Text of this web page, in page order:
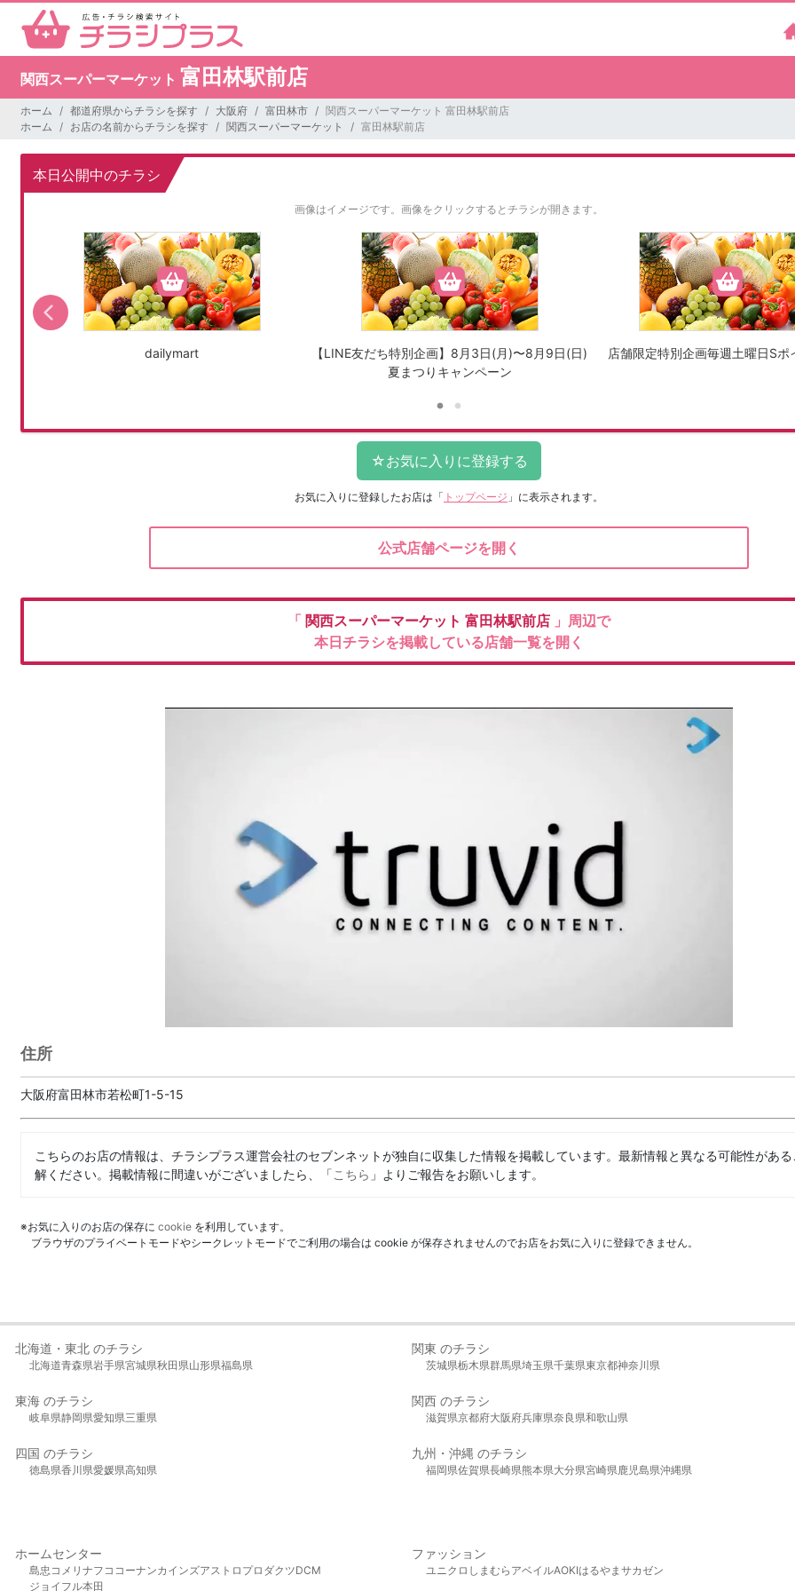
関西スーパーマーケット 富田林駅前店
ホーム 都道府県からチラシを探す 大阪府 富田林市
関西スーパーマーケット 富田林駅前店
ホーム
お店の名前からチラシを探す 関西スーパーマーケット 富田林駅前店
本日公開中のチラシ
画像はイメージです。 画像をクリックするとチラシが開きます。
dailymart
【LINE友だち特別企画】8月3日(月)〜8月9日(日)
夏まつりキャンペーン
店舗限定特別企画毎週土曜日Sポ
お気に入りに登録したお店は 「 トップページ 」に表示されます。
公式店舗ページを開く
「 関西スーパーマーケット 富田林駅前店 」周辺で
本日チラシを掲載している店舗一覧を開く
住所
大阪府富田林市若松町1-5-15
こちらのお店の情報は、チラシプラス運営会社のセブンネットが独自に収集した情報を掲載しています。最新情報と異なる可能性があ
解ください。掲載情報に間違いがございましたら、「こちら 」よりご報告をお願いします。
※お気に入りのお店の保存に cookie を利用しています。
ブラウザのプライベートモードやシークレットモードでご利用の場合は cookie が保存されませんのでお店をお気に入りに登録できません。
北海道・東北 のチラシ
北海道青森県岩手県宮城県秋田県山形県福島県
関東 のチラシ
茨城県栃木県群馬県埼玉県千葉県東京都神奈川県
東海 のチラシ
岐阜県静岡県愛知県三重県
関西 のチラシ
滋賀県京都府大阪府兵庫県奈良県和歌山県
四国 のチラシ
徳島県香川県愛媛県高知県
九州・沖縄 のチラシ
福岡県佐賀県長崎県熊本県大分県宮崎県鹿児島県沖縄県
ホームセンター
島忠 コメリ ナフコ コーナンカインズアストロプロダクツDCM
ジョイフル本田
ファッション
ユニクロ しまむら アベイルAOKIはるやま サカゼン